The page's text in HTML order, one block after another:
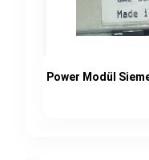
Power Modül